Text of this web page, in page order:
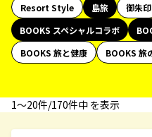
Resort Style
島旅 御朱印
BOOKS スペシャルコラボ
BOOKS 旅と健康
BOOKS 旅
1〜20件/170件中 を表示